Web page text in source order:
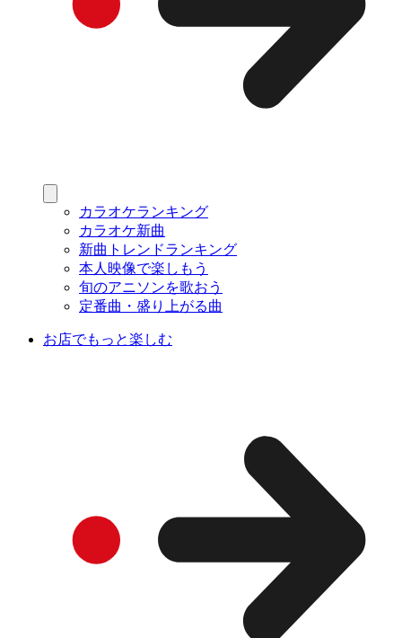
カラオケランキング
カラオケ新曲
新曲トレンドランキング
本人映像で楽しもう
旬のアニソンを歌おう
定番曲・盛り上がる曲
お店でもっと楽しむ